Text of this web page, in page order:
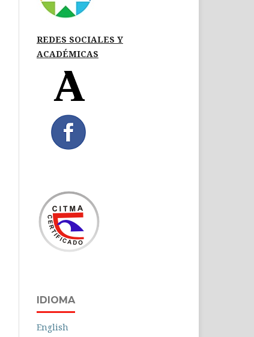
REDES SOCIALES Y
ACADÉMICAS
IDIOMA
English